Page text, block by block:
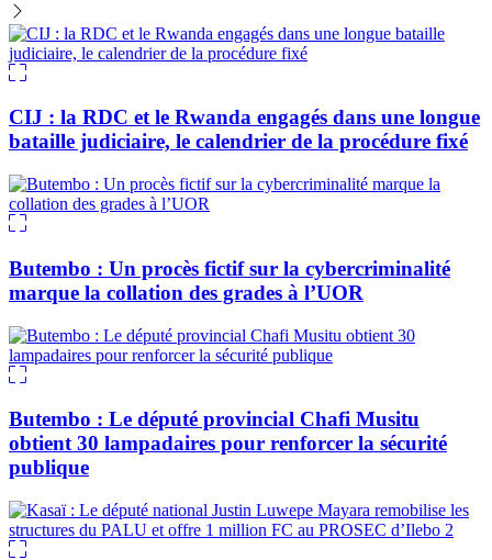
CIJ : la RDC et le Rwanda engagés dans une longue
bataille judiciaire, le calendrier de la procédure fixé
Butembo : Un procès fictif sur la cybercriminalité
marque la collation des grades à l’UOR
Butembo : Le député provincial Chafi Musitu
obtient 30 lampadaires pour renforcer la sécurité
publique